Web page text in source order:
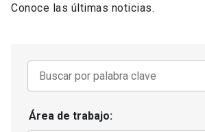
Conoce las últimas noticias.
Área de trabajo: